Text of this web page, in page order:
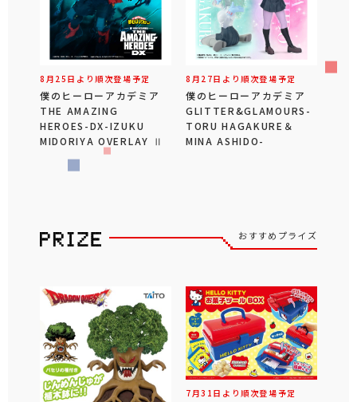
8月25日より順次登場予定
僕のヒーローアカデミア
THE AMAZING
HEROES-DX-IZUKU
MIDORIYA OVERLAY Ⅱ
8月27日より順次登場予定
僕のヒーローアカデミア
GLITTER&GLAMOURS-
TORU HAGAKURE＆
MINA ASHIDO-
おすすめプライズ
7月31日より順次登場予定